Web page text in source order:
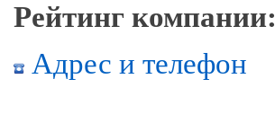
Рейтинг компании:
Адрес и телефон